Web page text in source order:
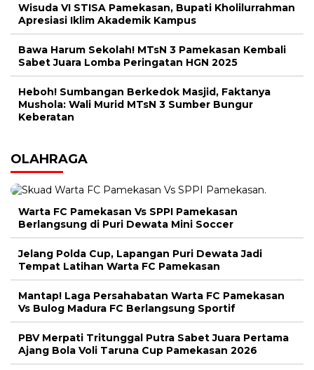
Wisuda VI STISA Pamekasan, Bupati Kholilurrahman
Apresiasi Iklim Akademik Kampus
Bawa Harum Sekolah! MTsN 3 Pamekasan Kembali
Sabet Juara Lomba Peringatan HGN 2025
Heboh! Sumbangan Berkedok Masjid, Faktanya
Mushola: Wali Murid MTsN 3 Sumber Bungur
Keberatan
OLAHRAGA
Warta FC Pamekasan Vs SPPI Pamekasan
Berlangsung di Puri Dewata Mini Soccer
Jelang Polda Cup, Lapangan Puri Dewata Jadi
Tempat Latihan Warta FC Pamekasan
Mantap! Laga Persahabatan Warta FC Pamekasan
Vs Bulog Madura FC Berlangsung Sportif
PBV Merpati Tritunggal Putra Sabet Juara Pertama
Ajang Bola Voli Taruna Cup Pamekasan 2026